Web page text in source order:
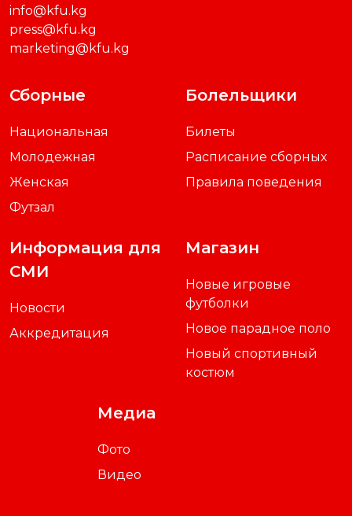
info@kfu.kg
press@kfu.kg
marketing@kfu.kg
Сборные
Национальная
Молодежная
Женская
Футзал
Болельщики
Билеты
Расписание сборных
Правила поведения
Информация для
СМИ
Новости
Аккредитация
Магазин
Новые игровые
футболки
Новое парадное поло
Новый спортивный
костюм
Медиа
Фото
Видео